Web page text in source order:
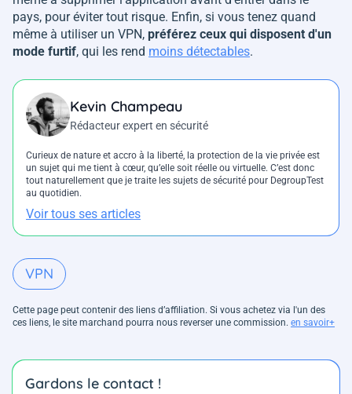
pays, pour éviter tout risque. Enfin, si vous tenez quand
même à utiliser un VPN, préférez ceux qui disposent d'un
mode furtif, qui les rend moins détectables.
Kevin Champeau
Rédacteur expert en sécurité
Curieux de nature et accro à la liberté, la protection de la vie privée est
un sujet qui me tient à cœur, qu’elle soit réelle ou virtuelle. C’est donc
tout naturellement que je traite les sujets de sécurité pour DegroupTest
au quotidien.
Voir tous ses articles
VPN
Cette page peut contenir des liens d’affiliation. Si vous achetez via l'un des
ces liens, le site marchand pourra nous reverser une commission. en savoir+
Gardons le contact !